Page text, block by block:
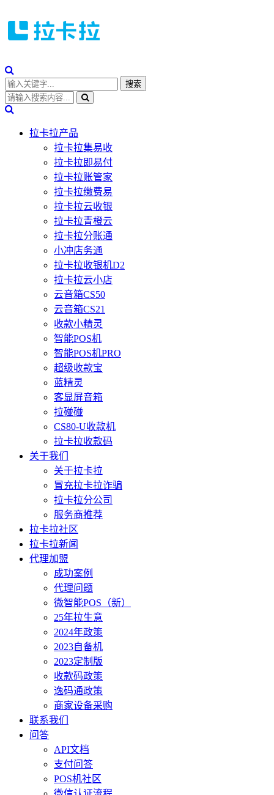
拉卡拉产品
拉卡拉集易收
拉卡拉即易付
拉卡拉账管家
拉卡拉缴费易
拉卡拉云收银
拉卡拉青橙云
拉卡拉分账通
小冲店务通
拉卡拉收银机D2
拉卡拉云小店
云音箱CS50
云音箱CS21
收款小精灵
智能POS机
智能POS机PRO
超级收款宝
蓝精灵
客显屏音箱
拉碰碰
CS80-U收款机
拉卡拉收款码
关于我们
关于拉卡拉
冒充拉卡拉诈骗
拉卡拉分公司
服务商推荐
拉卡拉社区
拉卡拉新闻
代理加盟
成功案例
代理问题
微智能POS（新）
25年拉生意
2024年政策
2023自备机
2023定制版
收款码政策
逸码通政策
商家设备采购
联系我们
问答
API文档
支付问答
POS机社区